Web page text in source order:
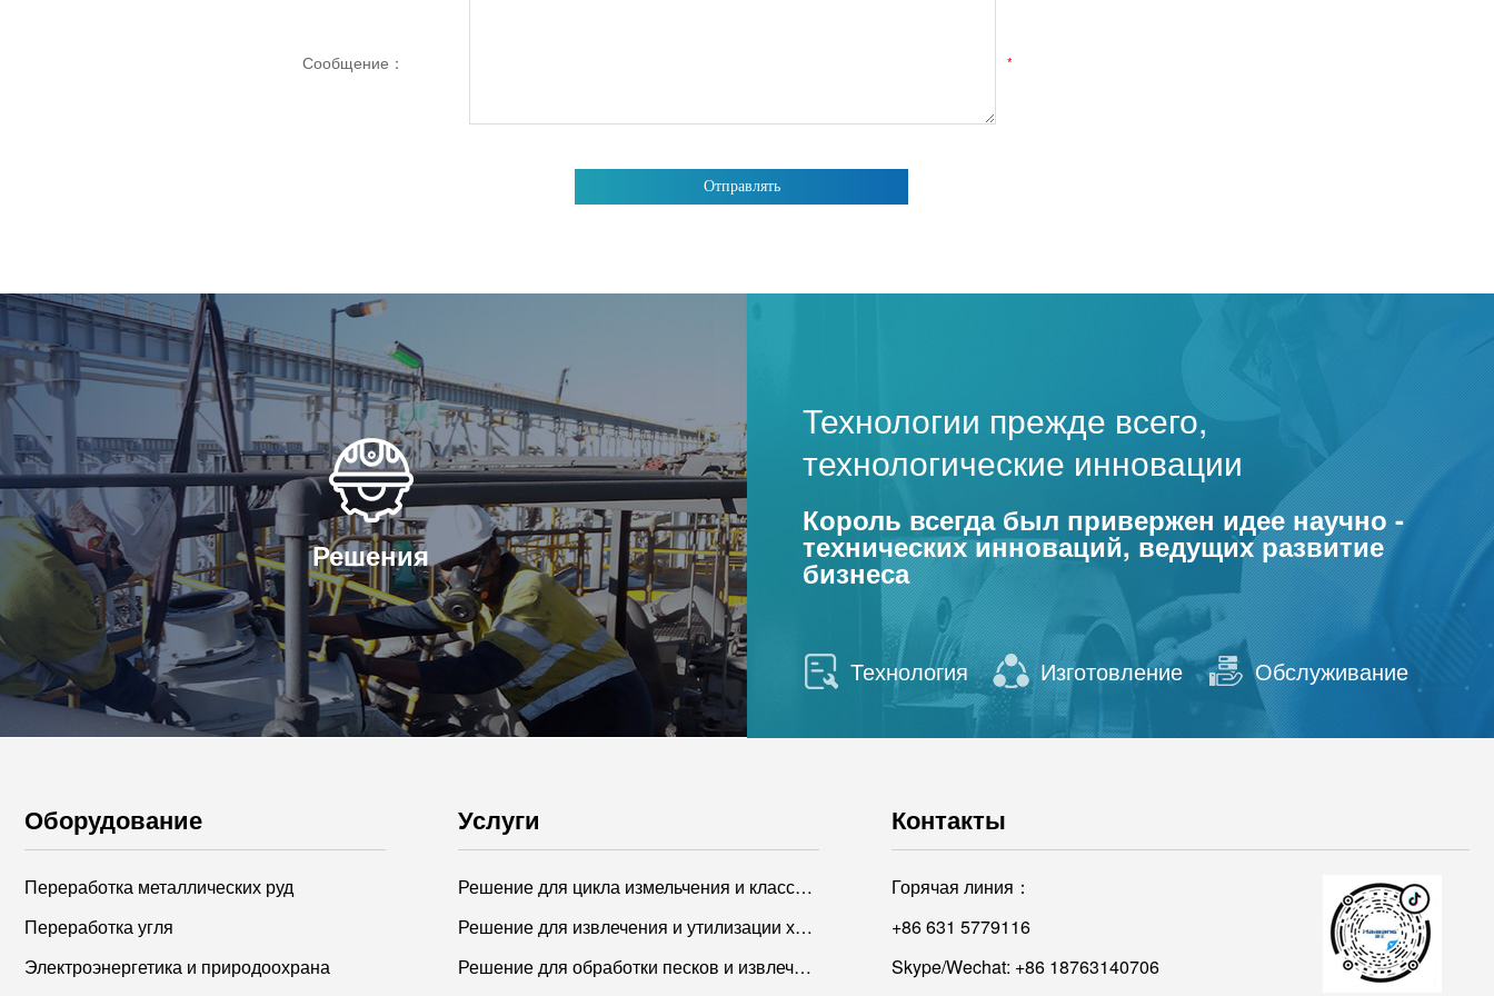
Сообщение： *
Решения
Технологии прежде всего,
технологические инновации
Король всегда был привержен идее научно -
технических инноваций, ведущих развитие
бизнеса
Технология Изготовление Обслуживание
Оборудование
Переработка металлических руд
Переработка угля
Электроэнергетика и природоохрана
Услуги
Решение для цикла измельчения и классификации
Решение для извлечения и утилизации хвостов
Решение для обработки песков и извлечения мелких песков
Контакты
Горячая линия：
+86 631 5779116
Skype/Wechat: +86 18763140706